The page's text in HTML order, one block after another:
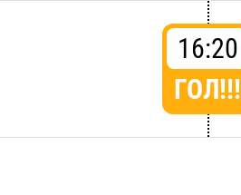
16:20
ГОЛ!!!